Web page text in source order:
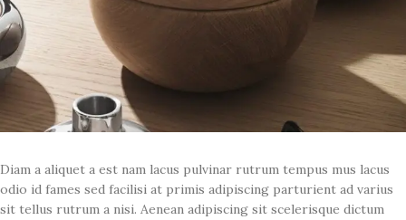
Diam a aliquet a est nam lacus pulvinar rutrum tempus mus lacus
odio id fames sed facilisi at primis adipiscing parturient ad varius
sit tellus rutrum a nisi. Aenean adipiscing sit scelerisque dictum